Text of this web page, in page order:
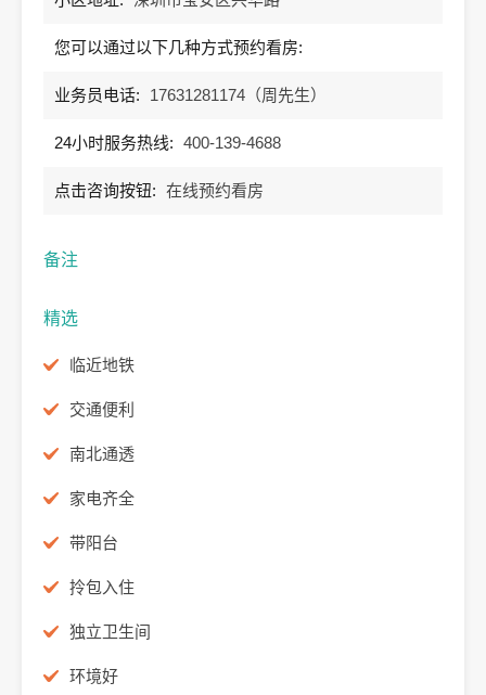
您可以通过以下几种方式预约看房:
业务员电话: 17631281174（周先生）
24小时服务热线: 400-139-4688
点击咨询按钮: 在线预约看房
备注
精选
临近地铁
交通便利
南北通透
家电齐全
带阳台
拎包入住
独立卫生间
环境好